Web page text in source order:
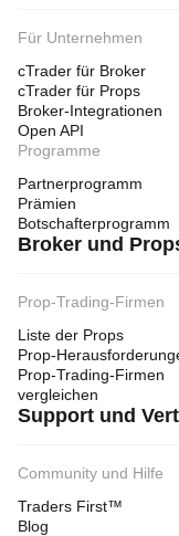
Für Unternehmen
cTrader für Broker
cTrader für Props
Broker-Integrationen
Open API
Programme
Partnerprogramm
Prämien
Botschafterprogramm
Broker und
Prop-Trading-Firmen
Liste der Props
Prop-
Prop-Trading-Firmen
vergleichen
Support und
Community und Hilfe
Traders First™
Blog